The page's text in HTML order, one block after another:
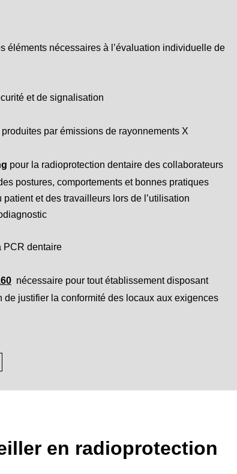
éléments nécessaires à l’évaluation individuelle de
et de signalisation
par émissions de rayonnements X
pour la radioprotection dentaire des collaborateurs
postures, comportements et bonnes pratiques
et des travailleurs lors de l’utilisation
PCR dentaire
nécessaire pour tout établissement disposant
de justifier la conformité des locaux aux exigences
en radioprotection